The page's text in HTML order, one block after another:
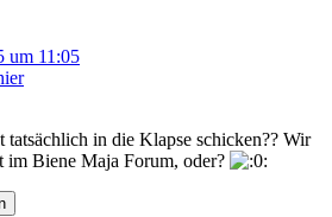
um 11:05
in die Klapse schicken?? Wir
im Biene Maja Forum, oder?